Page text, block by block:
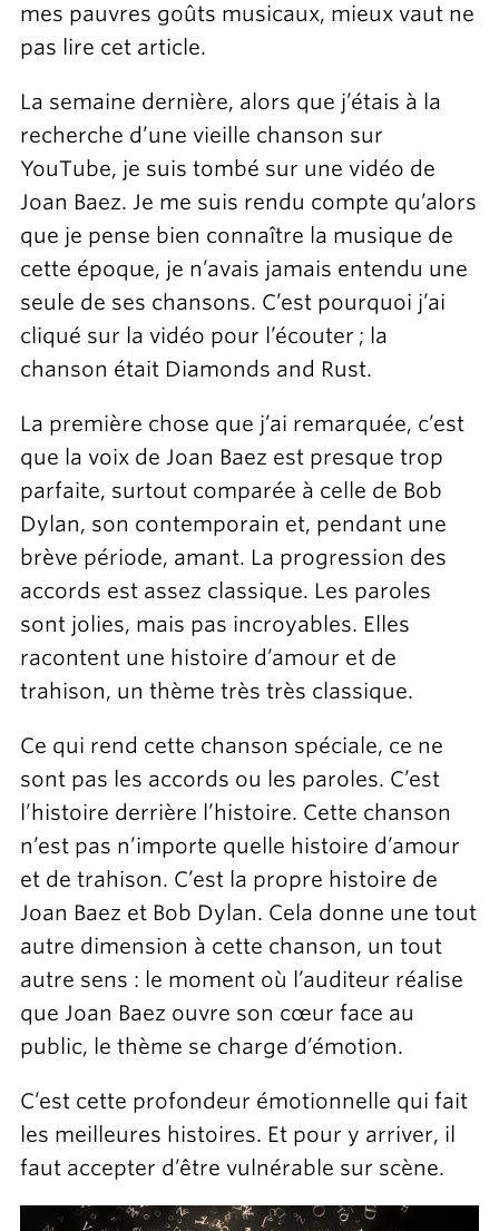
mes pauvres goûts musicaux, mieux vaut ne
pas lire cet article.
La semaine dernière, alors que j’étais à la
recherche d’une vieille chanson sur
YouTube, je suis tombé sur une vidéo de
Joan Baez. Je me suis rendu compte qu’alors
que je pense bien connaître la musique de
cette époque, je n’avais jamais entendu une
seule de ses chansons. C’est pourquoi j’ai
cliqué sur la vidéo pour l’écouter ; la
chanson était Diamonds and Rust.
La première chose que j’ai remarquée, c’est
que la voix de Joan Baez est presque trop
parfaite, surtout comparée à celle de Bob
Dylan, son contemporain et, pendant une
brève période, amant. La progression des
accords est assez classique. Les paroles
sont jolies, mais pas incroyables. Elles
racontent une histoire d’amour et de
trahison, un thème très très classique.
Ce qui rend cette chanson spéciale, ce ne
sont pas les accords ou les paroles. C’est
l’histoire derrière l’histoire. Cette chanson
n’est pas n’importe quelle histoire d’amour
et de trahison. C’est la propre histoire de
Joan Baez et Bob Dylan. Cela donne une tout
autre dimension à cette chanson, un tout
autre sens : le moment où l’auditeur réalise
que Joan Baez ouvre son cœur face au
public, le thème se charge d’émotion.
C’est cette profondeur émotionnelle qui fait
les meilleures histoires. Et pour y arriver, il
faut accepter d’être vulnérable sur scène.